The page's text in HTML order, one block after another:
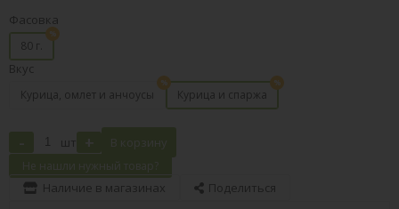
Фасовка
80 г.
Вкус
Курица, омлет и анчоусы Курица и спаржа
- шт + В корзину
Не нашли нужный товар?
Наличие в магазинах Поделиться